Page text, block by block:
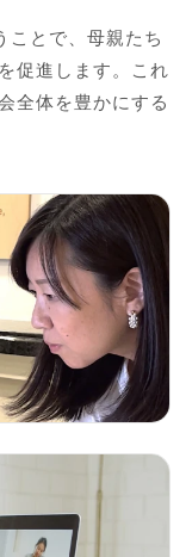
ことで、母親たち
促進します。これ
全体を豊かにする